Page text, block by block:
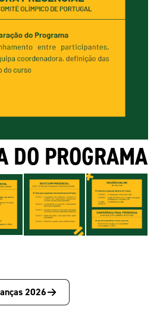
DO PROGRAMA
2026